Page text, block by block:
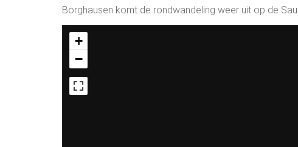
Borghausen komt de rondwandeling weer uit op de
+
−